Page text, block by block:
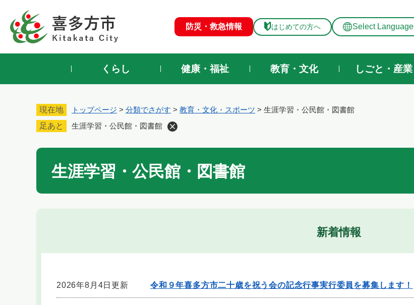
先
防災・救急情報 はじめての方へ Select Language
くらし 健康・福祉 教育・文化 しごと・産業
現在地 トップページ > 分類でさがす > 教育・文化・スポーツ > 生涯学習・公民館・図書館
足あと
生涯学習・公民館・図書館
本
生涯学習・公民館・図書館
新着情報
2026年8月4日更新 令和９年喜多方市二十歳を祝う会の記念行事実行委員を募集します！